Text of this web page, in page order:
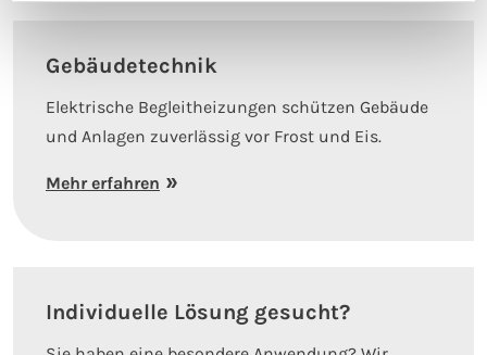
Gebäudetechnik
Elektrische Begleitheizungen schützen Gebäude
und Anlagen zuverlässig vor Frost und Eis.
Mehr erfahren
Individuelle Lösung gesucht?